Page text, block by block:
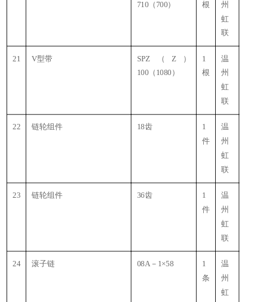
710（700） 根 州
虹
联
21 V型带 SPZ（Z）
100（1080）
1
根
温
州
虹
联
22 链轮组件 18齿 1
件
温
州
虹
联
23 链轮组件 36齿
1
件
温
州
虹
联
24 滚子链 08A－1×58
1
条
温
州
虹